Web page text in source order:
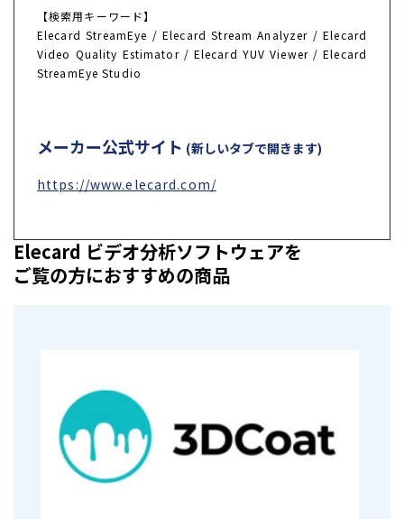
【検索用キーワード】
Elecard StreamEye / Elecard Stream Analyzer / Elecard
Video Quality Estimator / Elecard YUV Viewer / Elecard
StreamEye Studio
メーカー公式サイト (新しいタブで開きます)
https://www.elecard.com/
Elecard ビデオ分析ソフトウェアを
ご覧の方におすすめの商品